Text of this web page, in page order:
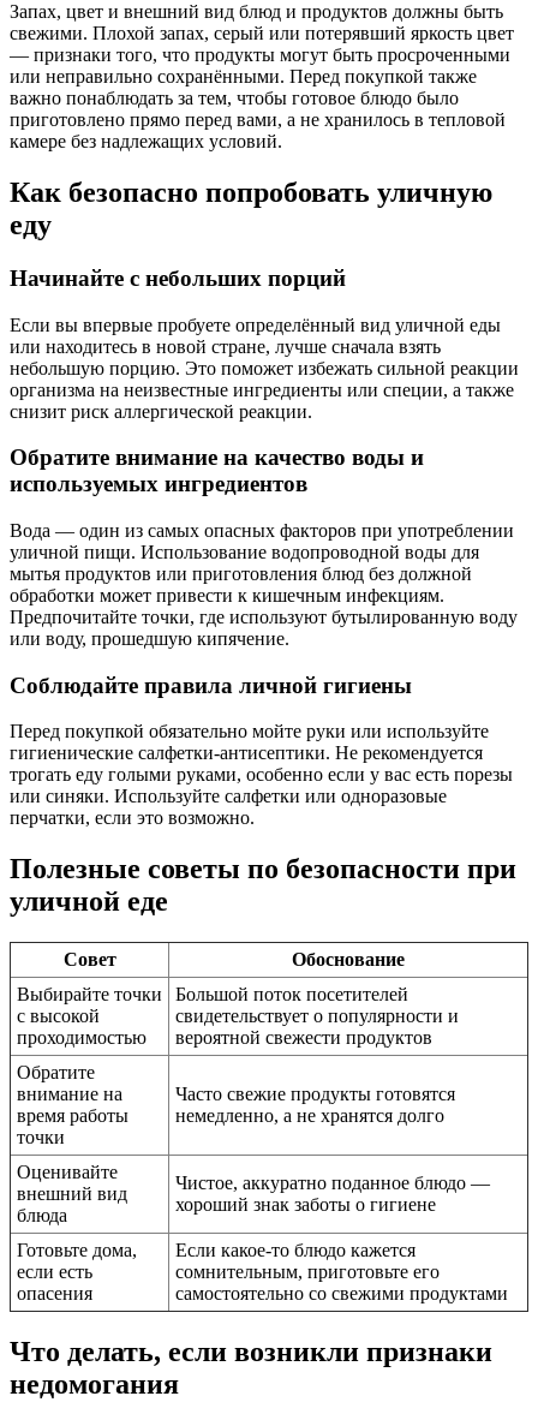
Запах, цвет и внешний вид блюд и продуктов должны быть
свежими. Плохой запах, серый или потерявший яркость цвет
— признаки того, что продукты могут быть просроченными
или неправильно сохранёнными. Перед покупкой также
важно понаблюдать за тем, чтобы готовое блюдо было
приготовлено прямо перед вами, а не хранилось в тепловой
камере без надлежащих условий.
Как безопасно попробовать уличную
еду
Начинайте с небольших порций
Если вы впервые пробуете определённый вид уличной еды
или находитесь в новой стране, лучше сначала взять
небольшую порцию. Это поможет избежать сильной реакции
организма на неизвестные ингредиенты или специи, а также
снизит риск аллергической реакции.
Обратите внимание на качество воды и
используемых ингредиентов
Вода — один из самых опасных факторов при употреблении
уличной пищи. Использование водопроводной воды для
мытья продуктов или приготовления блюд без должной
обработки может привести к кишечным инфекциям.
Предпочитайте точки, где используют бутылированную воду
или воду, прошедшую кипячение.
Соблюдайте правила личной гигиены
Перед покупкой обязательно мойте руки или используйте
гигиенические салфетки-антисептики. Не рекомендуется
трогать еду голыми руками, особенно если у вас есть порезы
или синяки. Используйте салфетки или одноразовые
перчатки, если это возможно.
Полезные советы по безопасности при
уличной еде
Совет
Обоснование
Выбирайте точки
с высокой
проходимостью
Большой поток посетителей
свидетельствует о популярности и
вероятной свежести продуктов
Обратите
внимание на
время работы
точки
Часто свежие продукты готовятся
немедленно, а не хранятся долго
Оценивайте
внешний вид
блюда
Чистое, аккуратно поданное блюдо —
хороший знак заботы о гигиене
Готовьте дома,
если есть
опасения
Если какое-то блюдо кажется
сомнительным, приготовьте его
самостоятельно со свежими продуктами
Что делать, если возникли признаки
недомогания